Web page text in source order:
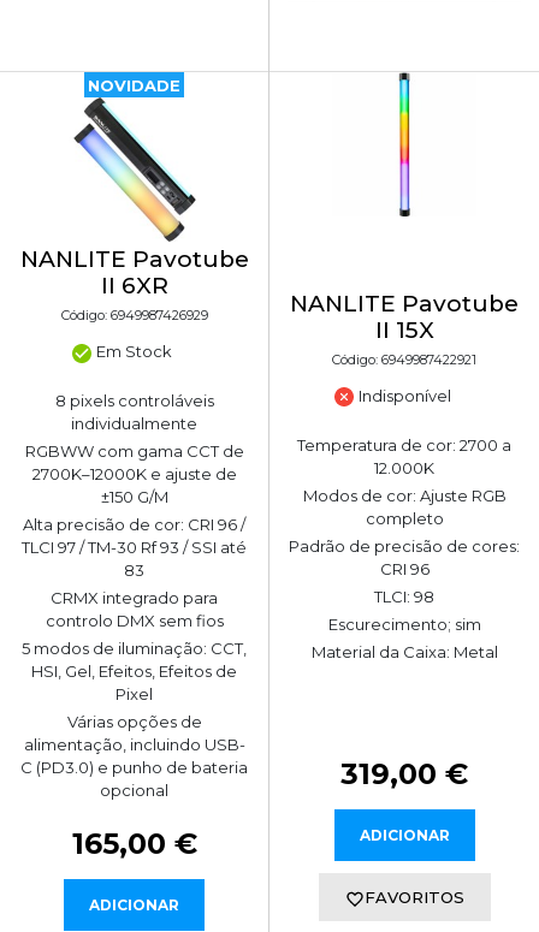
NOVIDADE
NANLITE Pavotube
II 6XR
Código: 6949987426929
Em Stock
8 pixels controláveis
individualmente
RGBWW com gama CCT de
2700K–12000K e ajuste de
±150 G/M
Alta precisão de cor: CRI 96 /
TLCI 97 / TM-30 Rf 93 / SSI até
83
CRMX integrado para
controlo DMX sem fios
5 modos de iluminação: CCT,
HSI, Gel, Efeitos, Efeitos de
Pixel
Várias opções de
alimentação, incluindo USB-
C (PD3.0) e punho de bateria
opcional
165,00 €
ADICIONAR
NANLITE Pavotube
II 15X
Código: 6949987422921
Indisponível
Temperatura de cor: 2700 a
12.000K
Modos de cor: Ajuste RGB
completo
Padrão de precisão de cores:
CRI 96
TLCI: 98
Escurecimento; sim
Material da Caixa: Metal
319,00 €
ADICIONAR
FAVORITOS